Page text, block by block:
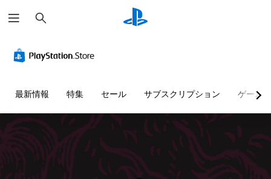
索
最新情報 特集 セール サブスクリプション ゲーム